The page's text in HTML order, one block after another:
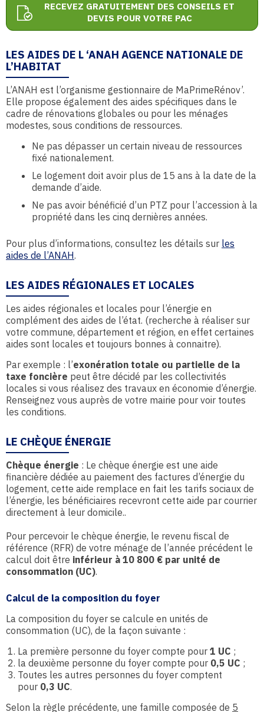
RECEVEZ GRATUITEMENT DES CONSEILS ET
DEVIS POUR VOTRE PAC
LES AIDES DE L ‘ANAH AGENCE NATIONALE DE
L’HABITAT
L’ANAH est l’organisme gestionnaire de MaPrimeRénov’.
Elle propose également des aides spécifiques dans le
cadre de rénovations globales ou pour les ménages
modestes, sous conditions de ressources.
Ne pas dépasser un certain niveau de ressources
fixé nationalement.
Le logement doit avoir plus de 15 ans à la date de la
demande d’aide.
Ne pas avoir bénéficié d’un PTZ pour l’accession à la
propriété dans les cinq dernières années.
Pour plus d’informations, consultez les détails sur les
aides de l’ANAH.
LES AIDES RÉGIONALES ET LOCALES
Les aides régionales et locales pour l’énergie en
complément des aides de l’état. (recherche à réaliser sur
votre commune, département et région, en effet certaines
aides sont locales et toujours bonnes à connaitre).
Par exemple : l’exonération totale ou partielle de la
taxe foncière peut être décidé par les collectivités
locales si vous réalisez des travaux en économie d’énergie.
Renseignez vous auprès de votre mairie pour voir toutes
les conditions.
LE CHÈQUE ÉNERGIE
Chèque énergie : Le chèque énergie est une aide
financière dédiée au paiement des factures d’énergie du
logement, cette aide remplace en fait les tarifs sociaux de
l’énergie, les bénéficiaires recevront cette aide par courrier
directement à leur domicile..
Pour percevoir le chèque énergie, le revenu fiscal de
référence (RFR) de votre ménage de l’année précédent le
calcul doit être inférieur à 10 800 € par unité de
consommation (UC).
Calcul de la composition du foyer
La composition du foyer se calcule en unités de
consommation (UC), de la façon suivante :
La première personne du foyer compte pour 1 UC ;
la deuxième personne du foyer compte pour 0,5 UC ;
Toutes les autres personnes du foyer comptent
pour 0,3 UC.
Selon la règle précédente, une famille composée de 5